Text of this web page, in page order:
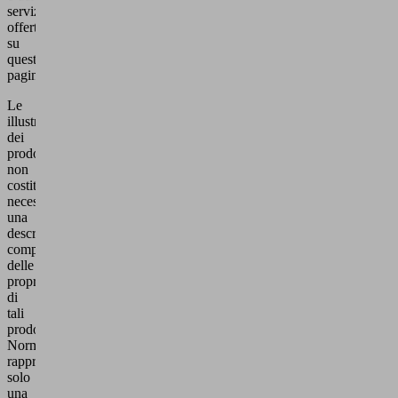
servizi
offerti
su
queste
pagine.
Le
illustrazioni
dei
prodotti
non
costituiscono
necessariamente
una
descrizione
completa
delle
proprietà
di
tali
prodotti.
Normalmente
rappresentano
solo
una